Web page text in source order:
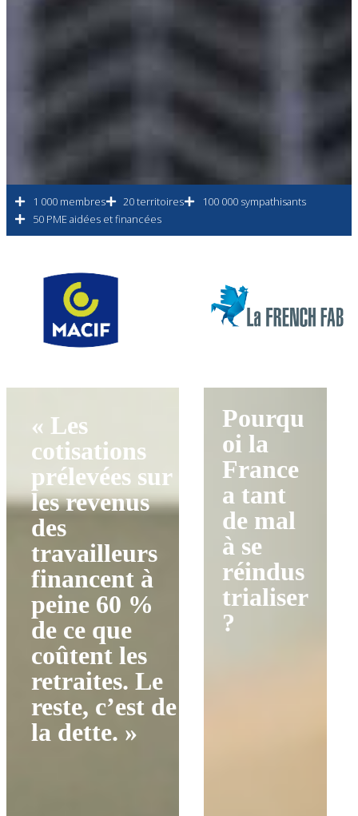
1 000 membres 20 territoires
100 000 sympathisants
50 PME aidées et financées
« Les
cotisations
prélevées sur
les revenus
des
travailleurs
financent à
peine 60 %
de ce que
coûtent les
retraites. Le
reste, c’est de
la dette. »
Pourqu
oi la
France
a tant
de mal
à se
réindus
trialiser
?